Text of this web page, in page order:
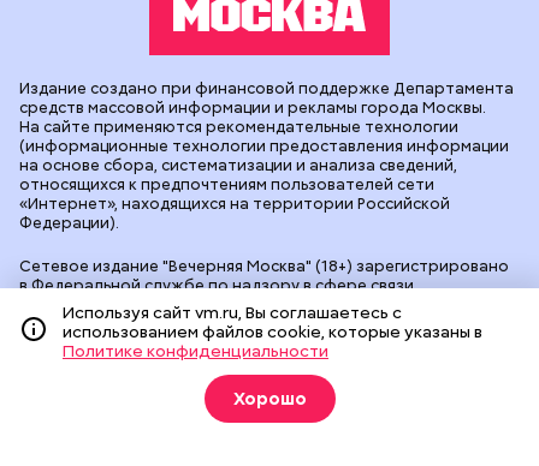
Сетевое издание "Вечерняя Москва" (18+) зарегистрировано
в Федеральной службе по надзору в сфере связи,
информационных технологий и массовых коммуникаций
(Роскомнадзор). Свидетельство о регистрации ЭЛ № ФС 77 -
90524 от 09.12.2025. Учредитель: АО "Редакция газеты
"Вечерняя Москва". Главный редакторvm.ru
Геннадьевич Глуходедов. Адрес редакции: 127015, г.Москва,
Бумажный пр-д, д. 14, стр. 2. Телефон:
+7(499)557-04-24
. Почта для связи с редакцией сайта:
Издание создано при финансовой поддержке Департамента
средств массовой информации и рекламы города Москвы.
На сайте применяются рекомендательные технологии
(информационные технологии предоставления информации
на основе сбора, систематизации и анализа сведений,
относящихся к предпочтениям пользователей сети
«Интернет», находящихся на территории Российской
Федерации).
Используя сайт vm.ru, Вы соглашаетесь с
использованием файлов cookie, которые указаны в
Политике конфиденциальности
Хорошо